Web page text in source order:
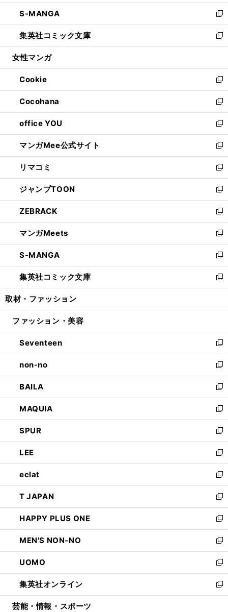
開
く
ウ
で
開
く
ン
ド
ウ
で
開
ウ
ィ
ン
ド
ウ
開
く
し
い
ウ
ィ
ン
ウ
で
開
く
S-MANGA
新
し
い
ウ
ン
ド
ウ
で
開
く
集英社コミック文庫
新
し
ウ
ィ
ン
ド
ウ
で
開
く
女性マンガ
Cookie
新
し
い
ウ
ィ
ン
ド
ウ
で
開
く
Cocohana
新
し
い
ウ
ィ
ン
ド
ウ
で
開
く
office YOU
新
し
い
ウ
ィ
ン
ド
ウ
で
開
く
マンガMee公式サイト
新
し
い
ウ
ィ
ン
ド
ウ
で
開
く
リマコミ
新
し
い
ウ
ィ
ン
ド
ウ
で
開
く
ジャンプTOON
新
し
い
ウ
ィ
ン
ド
ウ
で
開
ZEBRACK
新
し
い
ウ
ィ
ン
ド
ウ
開
マンガMeets
新
し
い
ウ
ィ
ン
ウ
開
く
S-MANGA
新
し
い
ウ
ン
ウ
で
開
く
集英社コミック文庫
新
し
ウ
ン
ド
ウ
で
開
く
取材・ファッション
ファッション・美容
Seventeen
新
し
い
ウ
ィ
ン
ド
ウ
で
開
く
non-no
新
し
い
ウ
ィ
ン
ド
ウ
で
開
く
BAILA
新
し
い
ウ
ィ
ン
ド
ウ
で
開
く
MAQUIA
新
し
い
ウ
ィ
ン
ド
ウ
で
開
く
SPUR
新
し
い
ウ
ィ
ン
ド
ウ
で
開
く
LEE
新
し
い
ウ
ィ
ン
ド
ウ
で
開
く
eclat
新
し
い
ウ
ィ
ン
ド
ウ
で
開
く
T JAPAN
新
し
い
ウ
ィ
ン
ド
ウ
で
開
HAPPY PLUS ONE
新
し
い
ウ
ィ
ン
ド
ウ
MEN'S NON-NO
新
し
い
ウ
ィ
ン
UOMO
新
し
い
ウ
集英社オンライン
新
し
芸能・情報・スポーツ